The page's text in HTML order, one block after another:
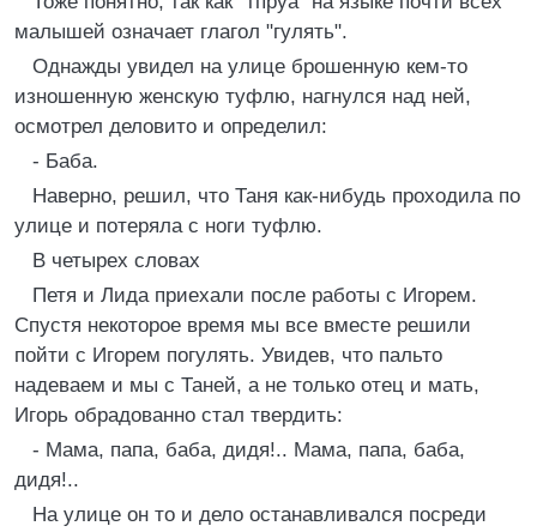
малышей означает глагол "гулять".
Однажды увидел на улице брошенную кем-то
изношенную женскую туфлю, нагнулся над ней,
осмотрел деловито и определил:
- Баба.
Наверно, решил, что Таня как-нибудь проходила по
улице и потеряла с ноги туфлю.
В четырех словах
Петя и Лида приехали после работы с Игорем.
Спустя некоторое время мы все вместе решили
пойти с Игорем погулять. Увидев, что пальто
надеваем и мы с Таней, а не только отец и мать,
Игорь обрадованно стал твердить:
- Мама, папа, баба, дидя!.. Мама, папа, баба,
дидя!..
На улице он то и дело останавливался посреди